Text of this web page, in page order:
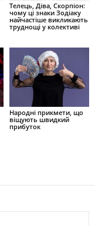
Телець, Діва, Скорпіон:
чому ці знаки Зодіаку
найчастіше викликають
труднощі у колективі
Народні прикмети, що
віщують швидкий
прибуток